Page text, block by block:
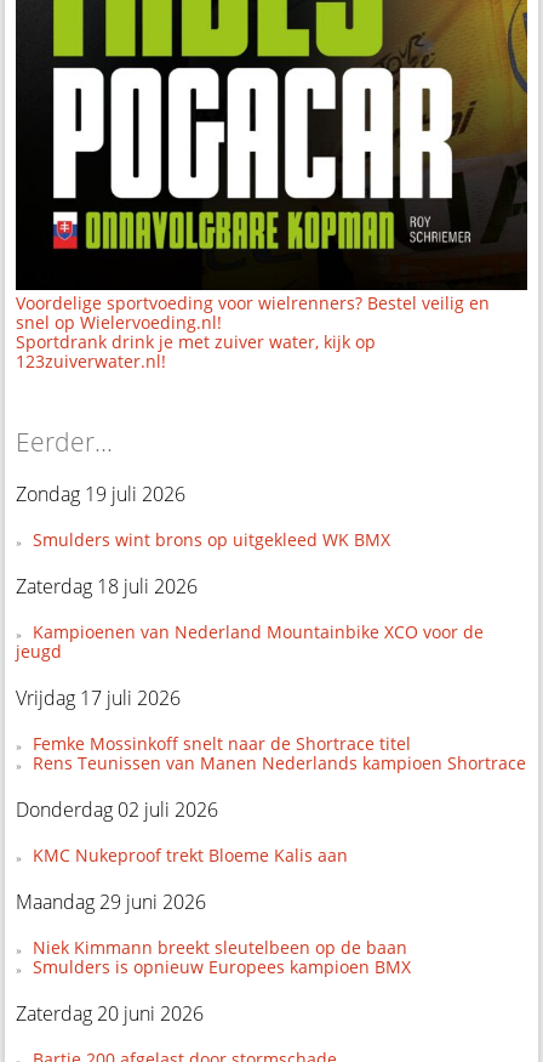
Voordelige sportvoeding voor wielrenners? Bestel veilig en
snel op Wielervoeding.nl!
Sportdrank drink je met zuiver water, kijk op
123zuiverwater.nl!
Eerder...
Zondag 19 juli 2026
Smulders wint brons op uitgekleed WK BMX
Zaterdag 18 juli 2026
Kampioenen van Nederland Mountainbike XCO voor de
jeugd
Vrijdag 17 juli 2026
Femke Mossinkoff snelt naar de Shortrace titel
Rens Teunissen van Manen Nederlands kampioen Shortrace
Donderdag 02 juli 2026
KMC Nukeproof trekt Bloeme Kalis aan
Maandag 29 juni 2026
Niek Kimmann breekt sleutelbeen op de baan
Smulders is opnieuw Europees kampioen BMX
Zaterdag 20 juni 2026